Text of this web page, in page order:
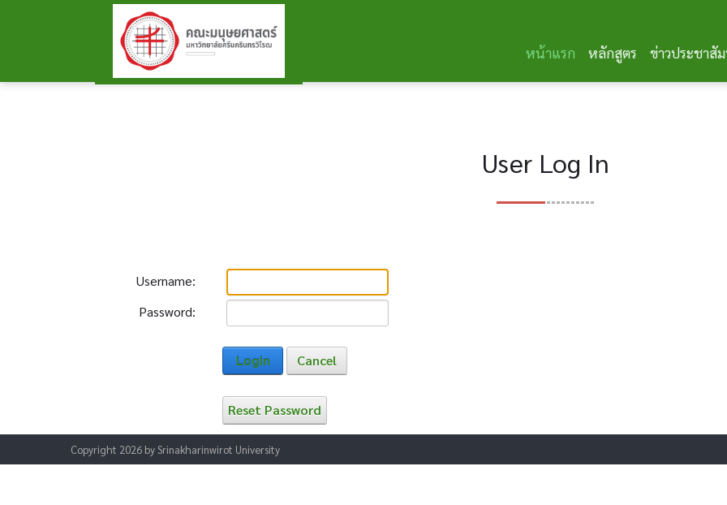
หน้าแรก หลักสูตร ข่าวประชาสั
User Log In
Username:
Password:
Login Cancel
Reset Password
Copyright 2026 by Srinakharinwirot University